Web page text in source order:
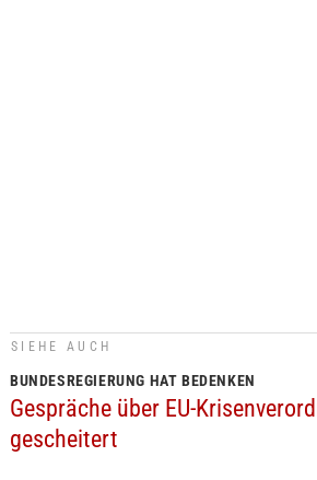
SIEHE AUCH
BUNDESREGIERUNG HAT BEDENKEN
Gespräche über EU-
gescheitert